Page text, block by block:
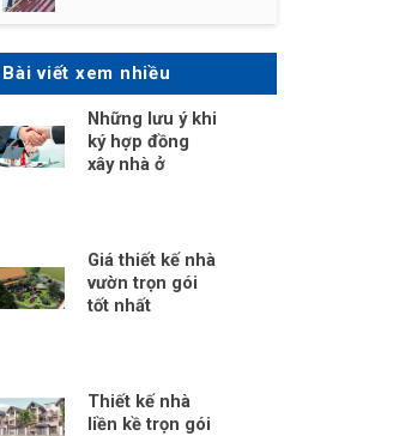
Bài viết xem nhiều
Những lưu ý khi
ký hợp đồng
xây nhà ở
Giá thiết kế nhà
vườn trọn gói
tốt nhất
Thiết kế nhà
liền kề trọn gói